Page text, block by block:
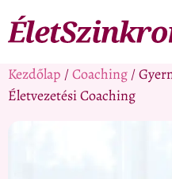
Kezdőlap /Coaching /
Életvezetési Coaching